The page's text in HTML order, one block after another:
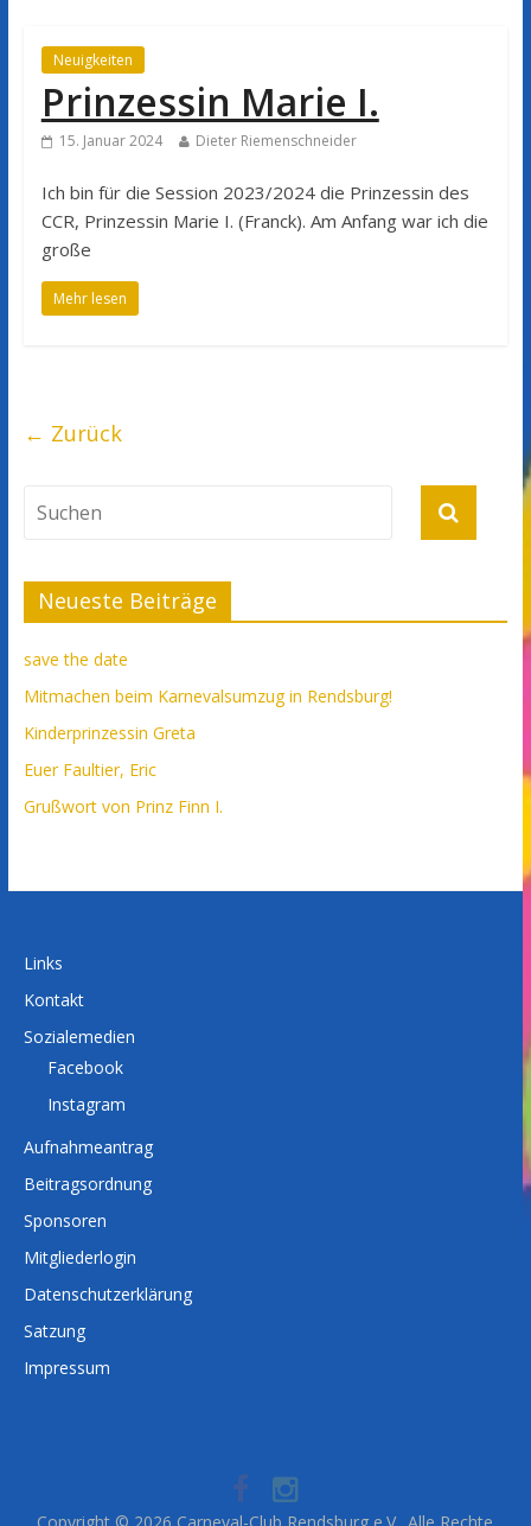
Neuigkeiten
Prinzessin Marie I.
15. Januar 2024 Dieter Riemenschneider
Ich bin für die Session 2023/2024 die Prinzessin des
CCR, Prinzessin Marie I. (Franck). Am Anfang war ich die
große
Mehr lesen
← Zurück
Neueste Beiträge
save the date
Mitmachen beim Karnevalsumzug in Rendsburg!
Kinderprinzessin Greta
Euer Faultier, Eric
Grußwort von Prinz Finn I.
Links
Kontakt
Sozialemedien
Facebook
Instagram
Aufnahmeantrag
Beitragsordnung
Sponsoren
Mitgliederlogin
Datenschutzerklärung
Satzung
Impressum
Copyright © 2026 Carneval-Club Rendsburg e.V. . Alle Rechte